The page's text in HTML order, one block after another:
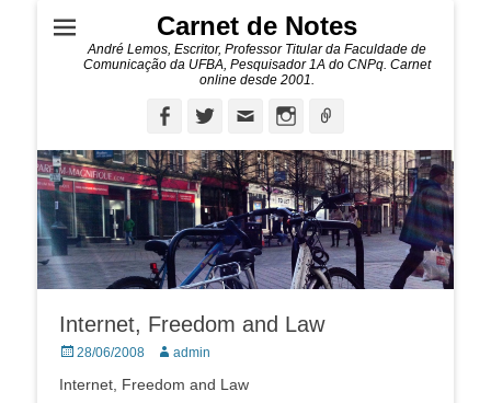
Carnet de Notes
André Lemos, Escritor, Professor Titular da Faculdade de
Comunicação da UFBA, Pesquisador 1A do CNPq. Carnet
online desde 2001.
FacebookTwitterEmail Instagram
Internet, Freedom and Law
Posted
28/06/2008 Autor:admin
Internet, Freedom and Law